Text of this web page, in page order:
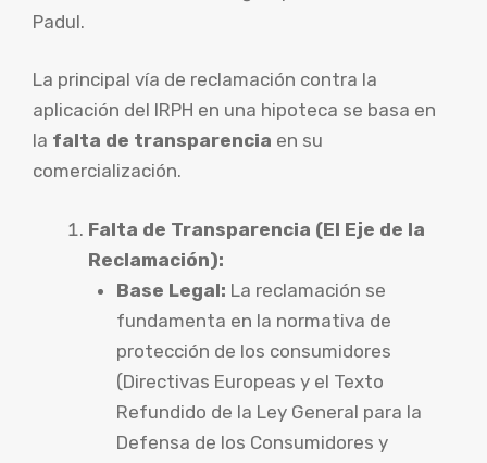
Padul.
La principal vía de reclamación contra la
aplicación del IRPH en una hipoteca se basa en
la falta de transparencia en su
comercialización.
Falta de Transparencia (El Eje de la
Reclamación):
Base Legal: La reclamación se
fundamenta en la normativa de
protección de los consumidores
(Directivas Europeas y el Texto
Refundido de la Ley General para la
Defensa de los Consumidores y